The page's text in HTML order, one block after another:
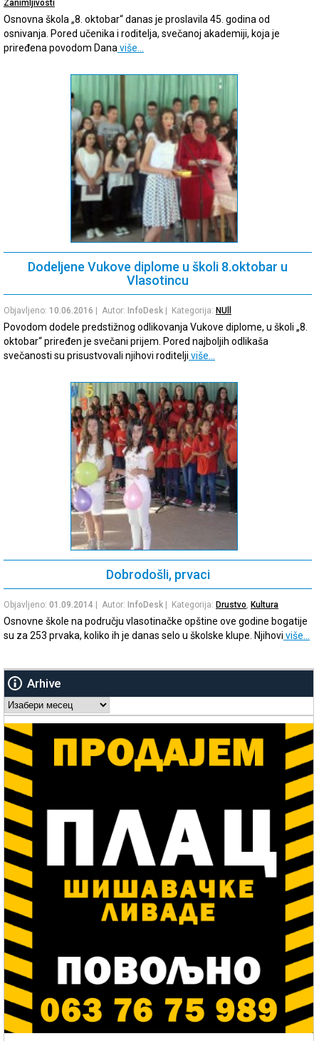
Zanimljivosti
Osnovna škola „8. oktobar“ danas je proslavila 45. godina od
osnivanja. Pored učenika i roditelja, svečanoj akademiji, koja je
priređena povodom Danaviše…
Dodeljene Vukove diplome u školi 8.oktobar u
Vlasotincu
Objavljeno: 10.06.2016 | Autor: InfoDesk | Kategorija: NUll
Povodom dodele predstižnog odlikovanja Vukove diplome, u školi „8.
oktobar“ priređen je svečani prijem. Pored najboljih odlikaša
svečanosti su prisustvovali njihovi roditelji više…
Dobrodošli, prvaci
Objavljeno: 01.09.2014 | Autor: InfoDesk | Kategorija: Drustvo, Kultura
Osnovne škole na području vlasotinačke opštine ove godine bogatije
su za 253 prvaka, koliko ih je danas selo u školske klupe. Njihovi više…
Arhive
Arhive